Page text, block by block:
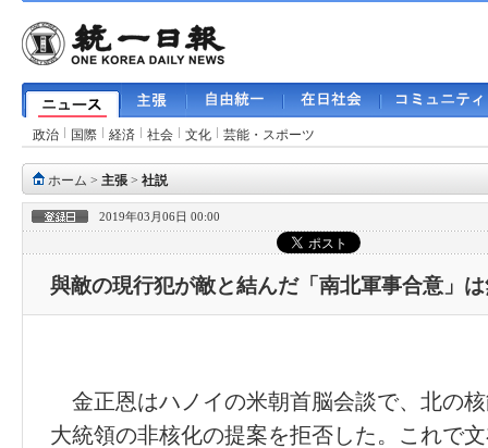
政治 国際 経済 社会 文化 芸能・スポーツ
ホーム > 主張> 社説
2019年03月06日 00:00
與敵の現行犯が敵と結んだ「南北軍事合意」
金正恩はハノイの米朝首脳会談で、北の
大統領の非核化の提案を拒否した。これで